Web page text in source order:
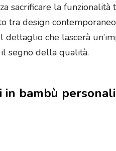
sacrificare la
design
che lascerà
il segno della qualità.
bambù